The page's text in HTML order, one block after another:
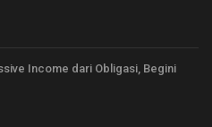
Income dari Obligasi, Begini